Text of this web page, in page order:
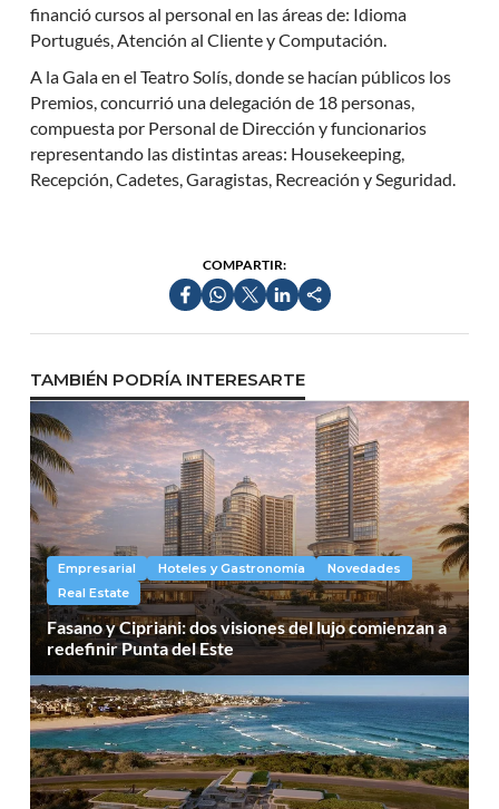
financió cursos al personal en las áreas de: Idioma
Portugués, Atención al Cliente y Computación.
A la Gala en el Teatro Solís, donde se hacían públicos los
Premios, concurrió una delegación de 18 personas,
compuesta por Personal de Dirección y funcionarios
representando las distintas areas: Housekeeping,
Recepción, Cadetes, Garagistas, Recreación y Seguridad.
COMPARTIR:
TAMBIÉN PODRÍA INTERESARTE
Empresarial Hoteles y Gastronomía
Novedades
Real Estate
Fasano y Cipriani: dos visiones del lujo comienzan a
redefinir Punta del Este